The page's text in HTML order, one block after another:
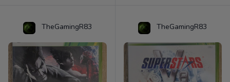
TheGamingR83 TheGamingR83